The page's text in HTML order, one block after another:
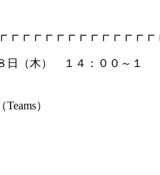
日（木） １４：００～１
）